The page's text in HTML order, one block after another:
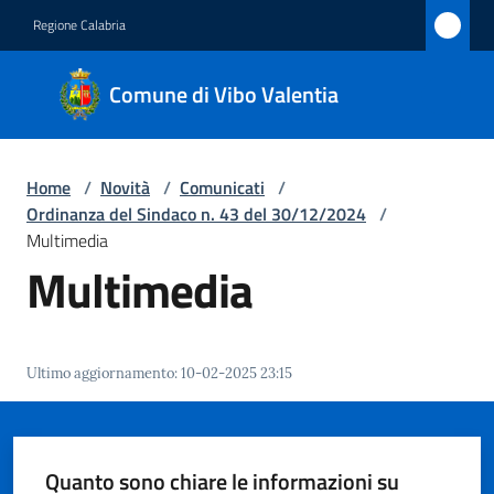
Regione Calabria
Comune di Vibo Valentia
Comune
di Vibo
Valentia
Amministrazione
Novità
Vibo
Valentia
Home / Novità / Comunicati /
Ordinanza del Sindaco n. 43 del 30/12/2024 /
Multimedia
Multimedia
Ultimo aggiornamento:10-02-2025 23:15
Quanto sono chiare le informazioni su